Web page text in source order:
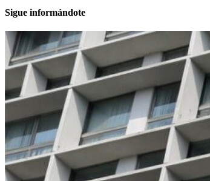
Sigue informándote